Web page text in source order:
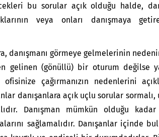
bu sorular açık olduğu halde,
veya onları danışmaya
danışmanı görmeye gelmelerinin
gelinen (gönüllü) bir oturum değilse
ofisinize çağırmanızın nedenlerini
danışanlara açık uçlu sorular
Danışman mümkün olduğu
sağlamalıdır. Danışanlar içinde